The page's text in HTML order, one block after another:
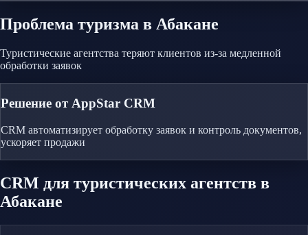
Проблема туризма в Абакане
Туристические агентства теряют клиентов из-за медленной
обработки заявок
Решение от AppStar CRM
CRM автоматизирует обработку заявок и контроль документов,
ускоряет продажи
CRM для туристических агентств в
Абакане